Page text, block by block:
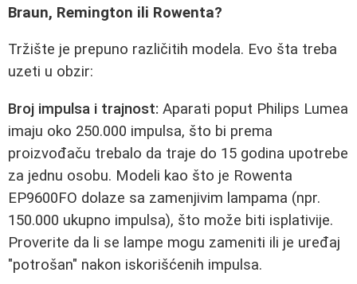
Braun, Remington ili Rowenta?
Tržište je prepuno različitih modela. Evo šta treba
uzeti u obzir:
Broj impulsa i trajnost: Aparati poput Philips Lumea
imaju oko 250.000 impulsa, što bi prema
proizvođaču trebalo da traje do 15 godina upotrebe
za jednu osobu. Modeli kao što je Rowenta
EP9600FO dolaze sa zamenjivim lampama (npr.
150.000 ukupno impulsa), što može biti isplativije.
Proverite da li se lampe mogu zameniti ili je uređaj
"potrošan" nakon iskorišćenih impulsa.